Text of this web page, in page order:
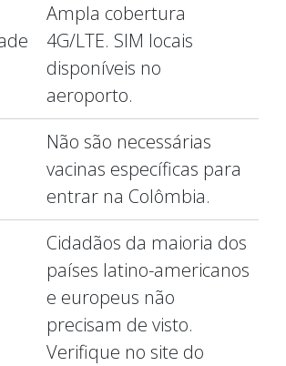
Ampla cobertura
4G/LTE. SIM locais
disponíveis no
aeroporto.
Não são necessárias
vacinas específicas para
entrar na Colômbia.
Cidadãos da maioria dos
países latino-americanos
e europeus não
precisam de visto.
Verifique no site do